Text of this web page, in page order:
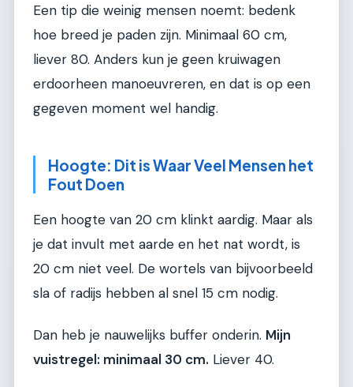
Een tip die weinig mensen noemt: bedenk
hoe breed je paden zijn. Minimaal 60 cm,
liever 80. Anders kun je geen kruiwagen
erdoorheen manoeuvreren, en dat is op een
gegeven moment wel handig.
Hoogte: Dit is Waar Veel Mensen het
Fout Doen
Een hoogte van 20 cm klinkt aardig. Maar als
je dat invult met aarde en het nat wordt, is
20 cm niet veel. De wortels van bijvoorbeeld
sla of radijs hebben al snel 15 cm nodig.
Dan heb je nauwelijks buffer onderin. Mijn
vuistregel: minimaal 30 cm. Liever 40.